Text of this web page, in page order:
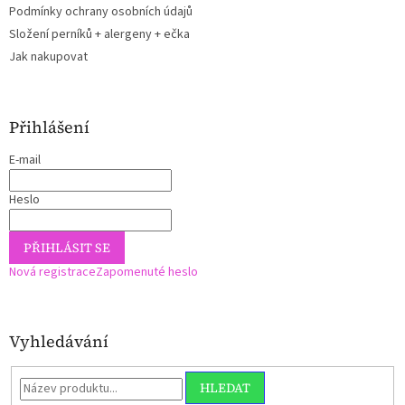
Podmínky ochrany osobních údajů
Složení perníků + alergeny + ečka
Jak nakupovat
Přihlášení
E-mail
Heslo
PŘIHLÁSIT SE
Nová registraceZapomenuté heslo
Vyhledávání
HLEDAT